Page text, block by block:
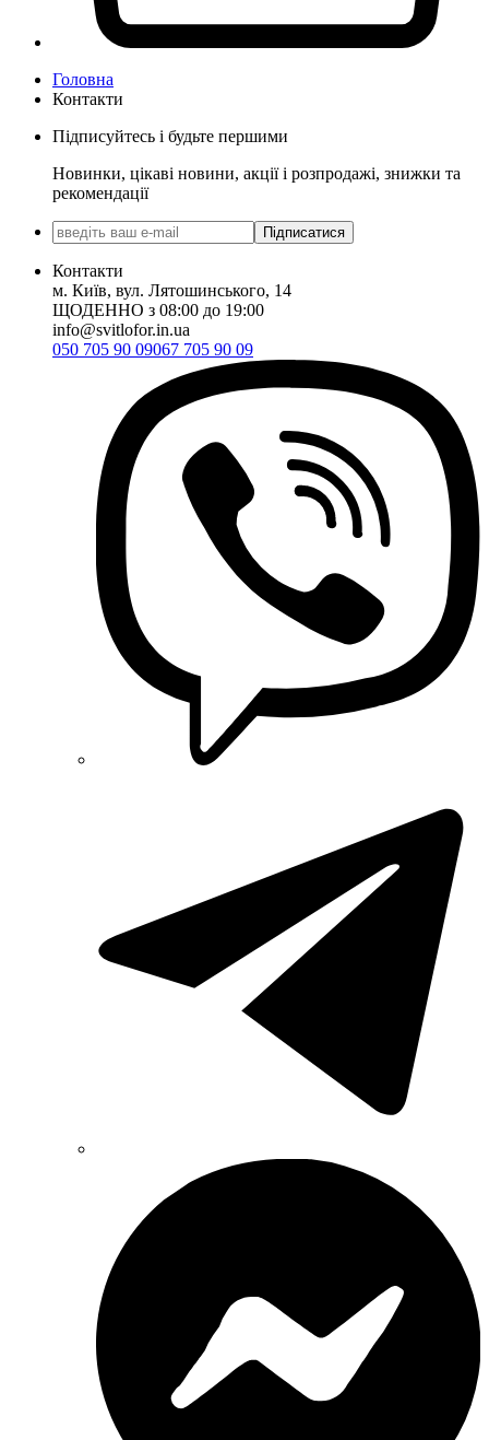
Головна
Контакти
Підписуйтесь і будьте першими
Новинки, цікаві новини, акції і розпродажі, знижки та
рекомендації
Підписатися
Контакти
м. Київ, вул. Лятошинського, 14
ЩОДЕННО з 08:00 до 19:00
info@svitlofor.in.ua
050 705 90 09067 705 90 09